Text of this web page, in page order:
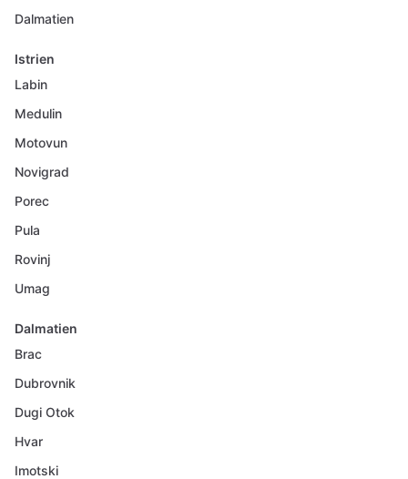
Dalmatien
Istrien
Labin
Medulin
Motovun
Novigrad
Porec
Pula
Rovinj
Umag
Dalmatien
Brac
Dubrovnik
Dugi Otok
Hvar
Imotski